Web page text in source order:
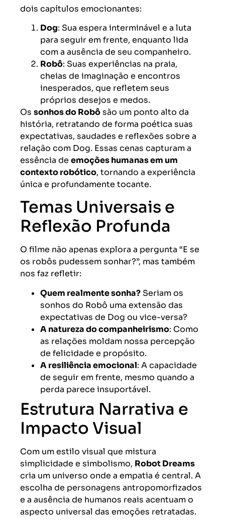
dois capítulos emocionantes:
Dog: Sua espera interminável e a luta
para seguir em frente, enquanto lida
com a ausência de seu companheiro.
Robô: Suas experiências na praia,
cheias de imaginação e encontros
inesperados, que refletem seus
próprios desejos e medos.
Os sonhos do Robôsão um ponto alto da
história, retratando de forma poética suas
expectativas, saudades e reflexões sobre a
relação com Dog. Essas cenas capturam a
essência de emoções humanas em um
contexto robótico, tornando a experiência
única e profundamente tocante.
Temas Universais e
Reflexão Profunda
O filme não apenas explora a pergunta “E se
os robôs pudessem sonhar?”, mas também
nos faz refletir:
Quem realmente sonha? Seriam os
sonhos do Robô uma extensão das
expectativas de Dog ou vice-versa?
A natureza do companheirismo: Como
as relações moldam nossa percepção
de felicidade e propósito.
A resiliência emocional: A capacidade
de seguir em frente, mesmo quando a
perda parece insuportável.
Estrutura Narrativa e
Impacto Visual
Com um estilo visual que mistura
simplicidade e simbolismo, Robot Dreams
cria um universo onde a empatia é central. A
escolha de personagens antropomorfizados
e a ausência de humanos reais acentuam o
aspecto universal das emoções retratadas.